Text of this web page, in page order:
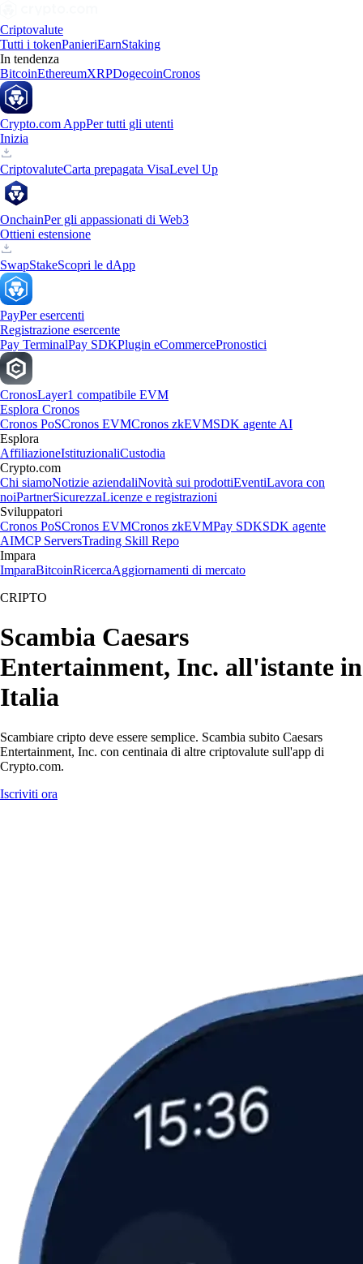
Criptovalute
Tutti i tokenPanieriEarnStaking
In tendenza
BitcoinEthereumXRPDogecoinCronos
Crypto.com AppPer tutti gli utenti
Inizia
CriptovaluteCarta prepagata VisaLevel Up
OnchainPer gli appassionati di Web3
Ottieni estensione
SwapStakeScopri le dApp
PayPer esercenti
Registrazione esercente
Pay TerminalPay SDKPlugin eCommercePronostici
CronosLayer1 compatibile EVM
Esplora Cronos
Cronos PoSCronos EVMCronos zkEVMSDK agente AI
Esplora
AffiliazioneIstituzionaliCustodia
Crypto.com
Chi siamoNotizie aziendaliNovità sui prodottiEventiLavora con
noiPartnerSicurezzaLicenze e registrazioni
Sviluppatori
Cronos PoSCronos EVMCronos zkEVMPay SDKSDK agente
AIMCP ServersTrading Skill Repo
Impara
ImparaBitcoinRicercaAggiornamenti di mercato
CRIPTO
Scambia Caesars
Entertainment, Inc. all'istante in
Italia
Scambiare cripto deve essere semplice. Scambia subito Caesars
Entertainment, Inc. con centinaia di altre criptovalute sull'app di
Crypto.com.
Iscriviti ora